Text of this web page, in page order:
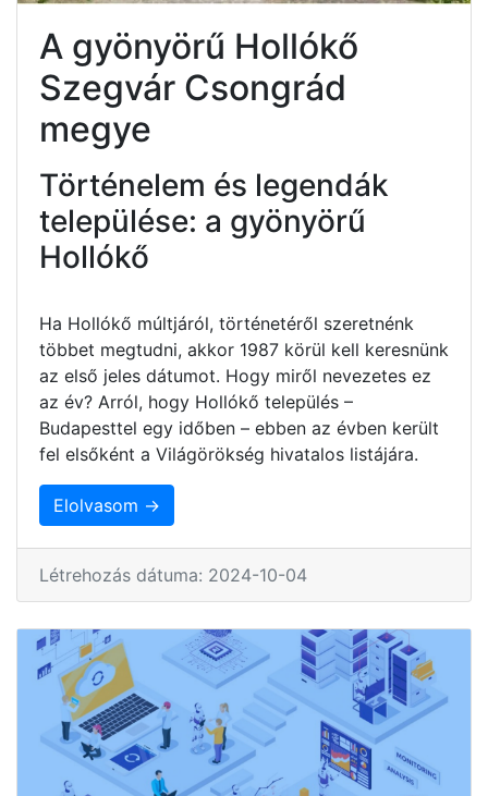
A gyönyörű Hollókő
Szegvár Csongrád
megye
Történelem és legendák
települése: a gyönyörű
Hollókő
Ha Hollókő múltjáról, történetéről szeretnénk
többet megtudni, akkor 1987 körül kell keresnünk
az első jeles dátumot. Hogy miről nevezetes ez
az év? Arról, hogy Hollókő település –
Budapesttel egy időben – ebben az évben került
fel elsőként a Világörökség hivatalos listájára.
Elolvasom →
Létrehozás dátuma: 2024-10-04